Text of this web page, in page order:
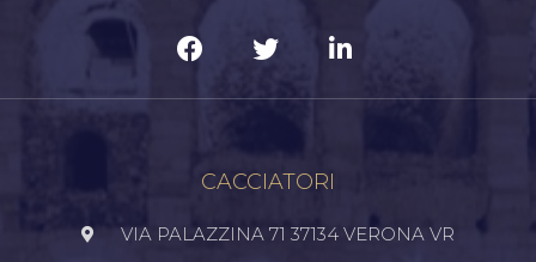
CACCIATORI
VIA PALAZZINA 71 37134 VERONA VR